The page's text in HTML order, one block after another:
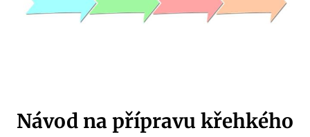
Návod na přípravu křehkého